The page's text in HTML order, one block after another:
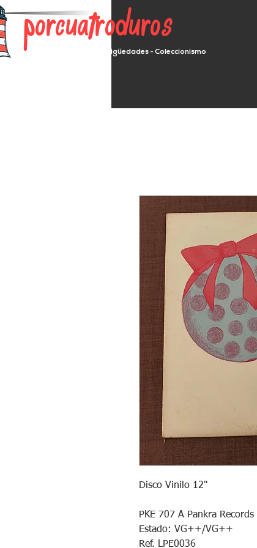
porcuatroduros
Segunda mano - Antigüedades - Coleccionismo
Disco Vinilo 12"
PKE 707 A Pankra Records
Estado: VG++/VG++
Ref. LPE0036